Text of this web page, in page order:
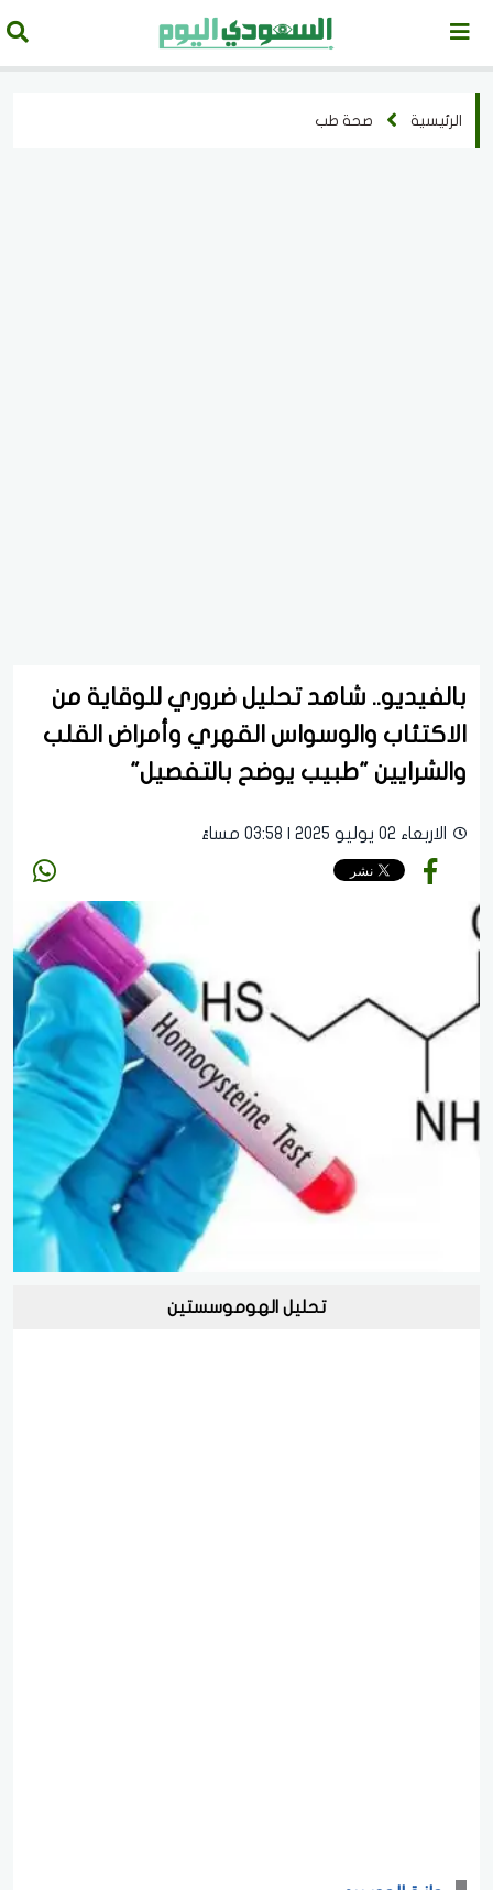
الرئيسية صحة طب
بالفيديو.. شاهد تحليل ضروري للوقاية من
الاكتئاب والوسواس القهري وأمراض القلب
والشرايين "طبيب يوضح بالتفصيل"
الاربعاء 02 يوليو 2025 | 03:58 مساءً
تحليل الهوموسستين